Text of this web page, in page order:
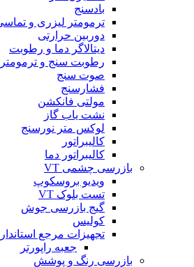
بادسنج
ترمومتر لیزری و
دوربین حرارتی
دیتالاگر دما و رطوبت
رطوبت سنج و ترمومتر
صوت سنج
فشارسنج
مولتی فانکشن
نشت یاب گاز
لوکس متر نورسنج
کالیبراتور
کالیبراتور دما
بازرسی چشمی VT
ویدیو بروسکوپ
تست بلوک VT
گیج بازرسی جوش
کولیس
تجهیزات مرجع
جعبه راپورتر
بازرسی رنگ و پوشش